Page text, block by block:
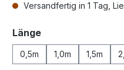
Versandfertig in 1 Tag,
Längeauswählen
0,5m 1,0m 1,5m